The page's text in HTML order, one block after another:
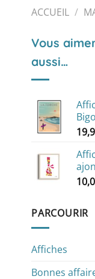
ACCUEIL /
Vous
aussi…
PARCOURIR
Affiches
Bonnes